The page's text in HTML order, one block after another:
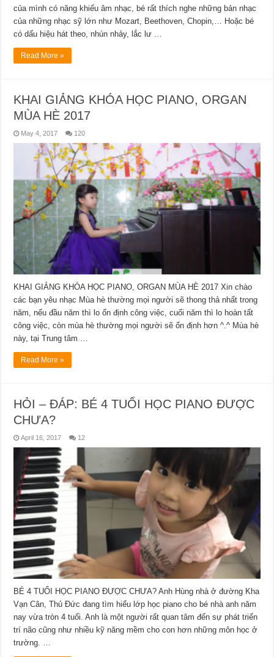
của mình có năng khiếu âm nhạc, bé rất thích nghe những bản nhạc
của những nhạc sỹ lớn như Mozart, Beethoven, Chopin,… Hoặc bé
có dấu hiệu hát theo, nhún nhảy, lắc lư …
Read More »
KHAI GIẢNG KHÓA HỌC PIANO, ORGAN
MÙA HÈ 2017
May 4, 2017 120
KHAI GIẢNG KHÓA HỌC PIANO, ORGAN MÙA HÈ 2017 Xin chào
các bạn yêu nhạc Mùa hè thường mọi người sẽ thong thả nhất trong
năm, nếu đầu năm thì lo ổn định công việc, cuối năm thì lo hoàn tất
công việc, còn mùa hè thường mọi người sẽ ổn định hơn ^.^ Mùa hè
này, tại Trung tâm …
Read More »
HỎI – ĐÁP: BÉ 4 TUỔI HỌC PIANO ĐƯỢC
CHƯA?
April 16, 2017 12
BÉ 4 TUỔI HỌC PIANO ĐƯỢC CHƯA? Anh Hùng nhà ở đường Kha
Vạn Cân, Thủ Đức đang tìm hiểu lớp học piano cho bé nhà anh năm
nay vừa tròn 4 tuổi. Anh là một người rất quan tâm đến sự phát triển
trí não cũng như nhiều kỹ năng mềm cho con hơn những môn học ở
trường. …